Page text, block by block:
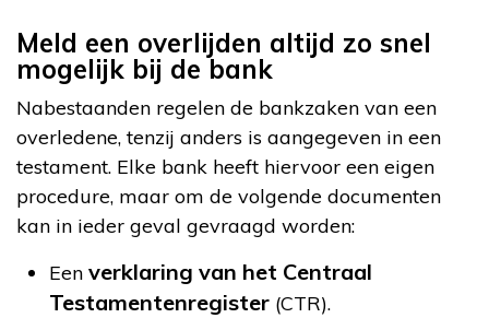
Meld een overlijden altijd zo snel
mogelijk bij de bank
Nabestaanden regelen de bankzaken van een
overledene, tenzij anders is aangegeven in een
testament. Elke bank heeft hiervoor een eigen
procedure, maar om de volgende documenten
kan in ieder geval gevraagd worden:
Een verklaring van het Centraal
Testamentenregister (CTR).